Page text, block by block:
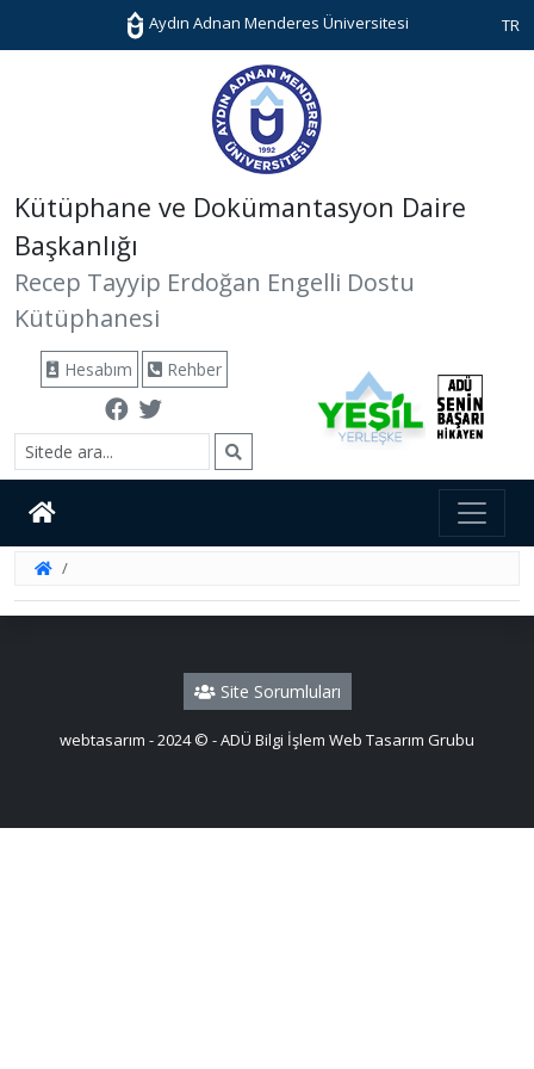
Aydın Adnan Menderes Üniversitesi TR
Kütüphane ve Dokümantasyon Daire
Başkanlığı
Recep Tayyip Erdoğan Engelli Dostu
Kütüphanesi
Hesabım Rehber
Site Sorumluları
webtasarım - 2024 © - ADÜ Bilgi İşlem Web Tasarım Grubu